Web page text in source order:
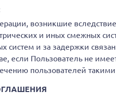
возникшие
и иных смежных
систем и за задержки
если Пользователь не
пользователей